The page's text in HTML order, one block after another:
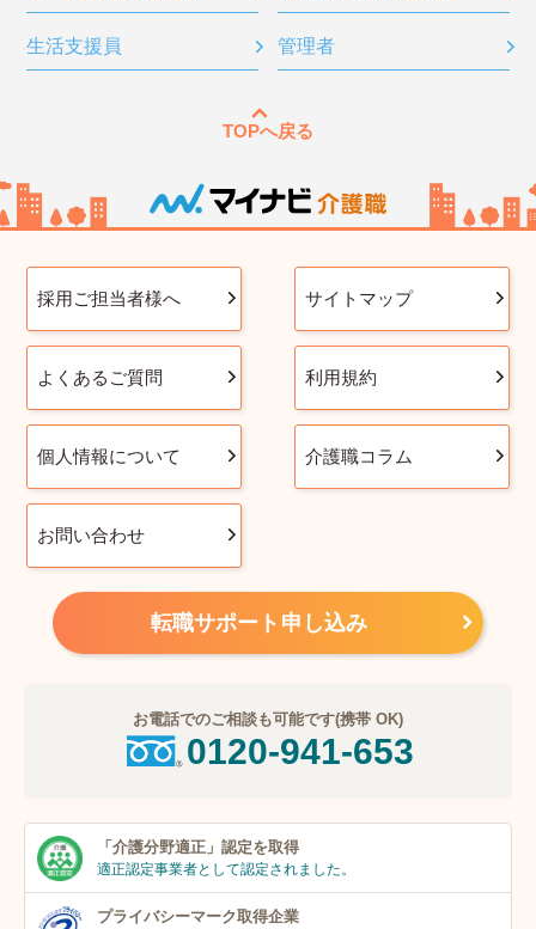
生活支援員 管理者
TOPへ戻る
採用ご担当者様へ サイトマップ
よくあるご質問 利用規約
個人情報について 介護職コラム
お問い合わせ
転職サポート申し込み
お電話でのご相談も可能です(携帯 OK)
0120-941-653
「介護分野適正」 認定を取得
適正認定事業者として認定されました。
プライバシーマーク取得企業